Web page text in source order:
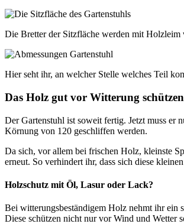
Die Bretter der Sitzfläche werden mit Holzleim
Hier seht ihr, an welcher Stelle welches Teil
Das Holz gut vor Witterung schützen
Der Gartenstuhl ist soweit fertig. Jetzt muss er
Körnung von 120 geschliffen werden.
Da sich, vor allem bei frischen Holz, kleinste
erneut. So verhindert ihr, dass sich diese
Holzschutz mit Öl, Lasur oder Lack?
Bei witterungsbeständigem Holz nehmt ihr ein
Diese schützen nicht nur vor Wind und Wetter